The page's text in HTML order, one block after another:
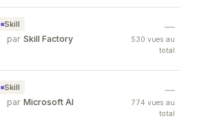
Skill
Awesome QA Skills — Test Skills for
Awesome QA Skills organizes reusable
par Skill Factory
—
530 vues au
total
Skill
GraphRAG — Knowledge Graph RAG
Build knowledge graphs from documents for
par Microsoft AI
—
774 vues au
total